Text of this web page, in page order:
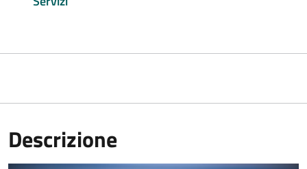
Descrizione